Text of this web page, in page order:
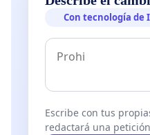
Con tecnología de
Escribe con tus
redactará una